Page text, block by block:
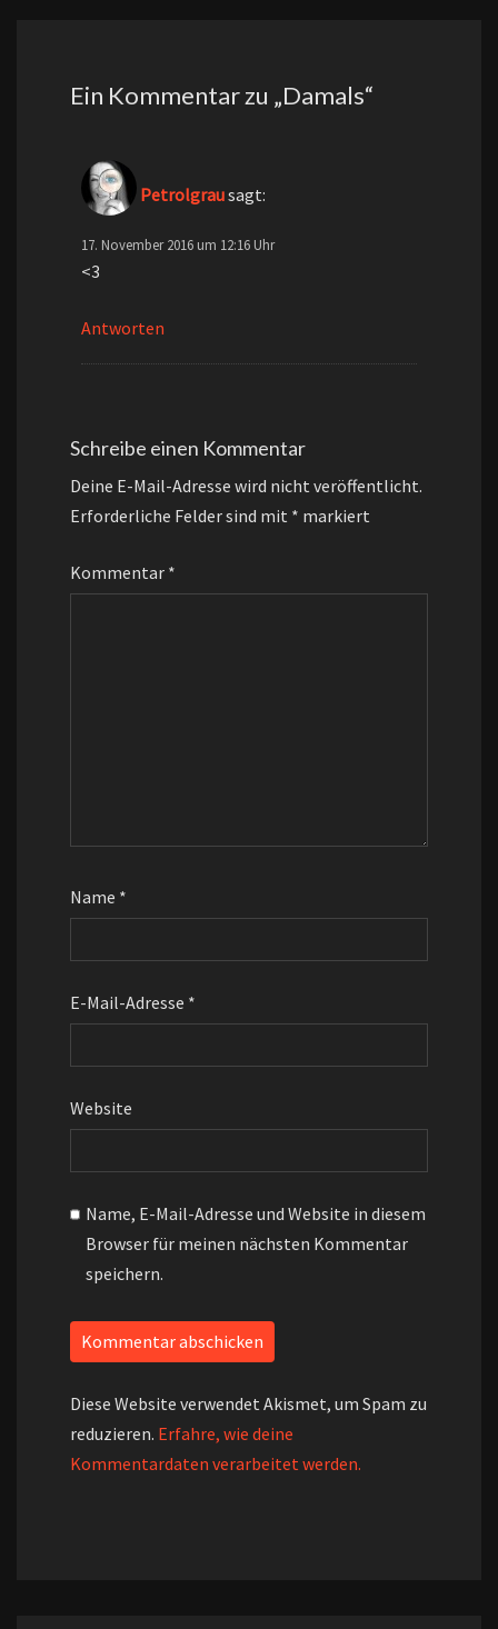
Ein Kommentar zu „Damals“
Petrolgrausagt:
17. November 2016 um 12:16 Uhr
<3
Antworten
Schreibe einen Kommentar
Deine E-Mail-Adresse wird nicht veröffentlicht.
Erforderliche Felder sind mit * markiert
Kommentar *
Name *
E-Mail-Adresse *
Website
Name, E-Mail-Adresse und Website in diesem
Browser für meinen nächsten Kommentar
speichern.
Diese Website verwendet Akismet, um Spam zu
reduzieren. Erfahre, wie deine
Kommentardaten verarbeitet werden.